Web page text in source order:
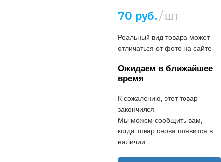
70 руб. шт
Реальный вид товара может
отличаться от фото на сайте
Ожидаем в ближайшее
время
К сожалению, этот товар
закончился.
Мы можем сообщить вам,
когда товар снова появится в
наличии.